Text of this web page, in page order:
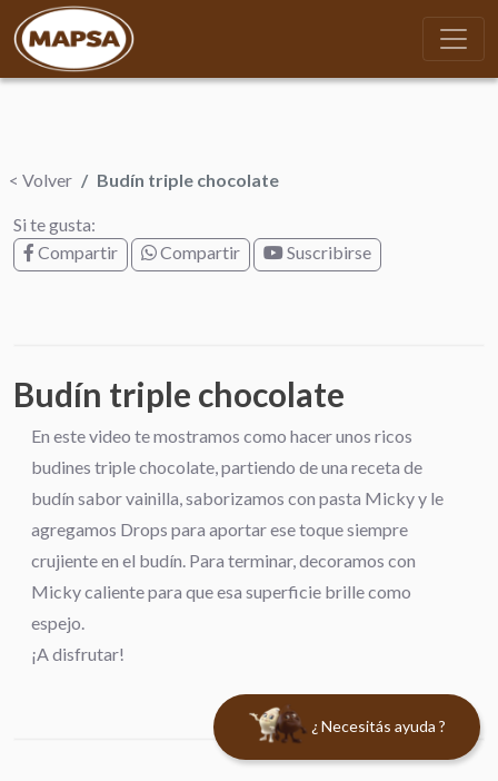
< Volver Budín triple chocolate
Si te gusta:
Compartir
Compartir Suscribirse
Budín triple chocolate
En este video te mostramos como hacer unos ricos
budines triple chocolate, partiendo de una receta de
budín sabor vainilla, saborizamos con pasta Micky y le
agregamos Drops para aportar ese toque siempre
crujiente en el budín. Para terminar, decoramos con
Micky caliente para que esa superficie brille como
espejo.
¡A disfrutar!
¿ Necesitás ayuda ?